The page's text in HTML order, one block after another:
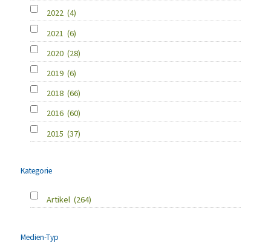
2022 (4)
2021 (6)
2020 (28)
2019 (6)
2018 (66)
2016 (60)
2015 (37)
Kategorie
Artikel (264)
Medien-Typ